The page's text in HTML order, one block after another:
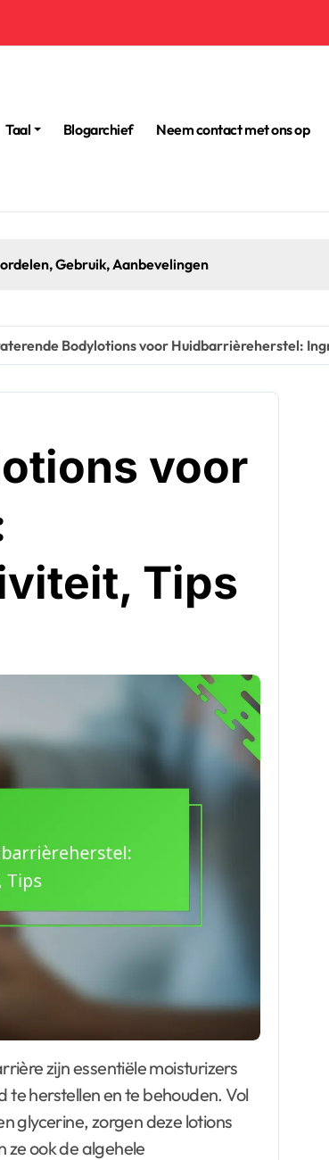
Taal Blogarchief Neem contact met ons op
Bodylotions voor Huidbarrièreherstel:
voor
Tips
herstellen en te behouden. Vol
glycerine, zorgen deze lotions
ook de algehele